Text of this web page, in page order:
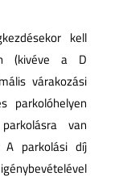
kell
(kivéve a D
várakozási
parkolóhelyen
van
A parkolási díj